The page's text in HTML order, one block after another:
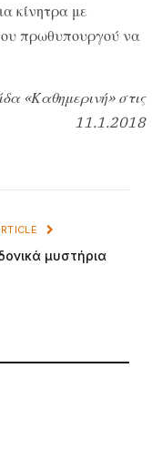
κίνητρα με
πρωθυπουργού να
«Καθημερινή» στις
11.1.2018
μυστήρια